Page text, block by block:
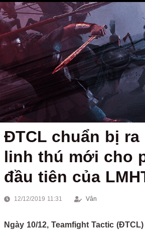
ĐTCL chuẩn bị ra
linh thú mới cho
đầu tiên của
12/12/2019 11:31 Vân
Ngày 10/12, Teamfight Tactic